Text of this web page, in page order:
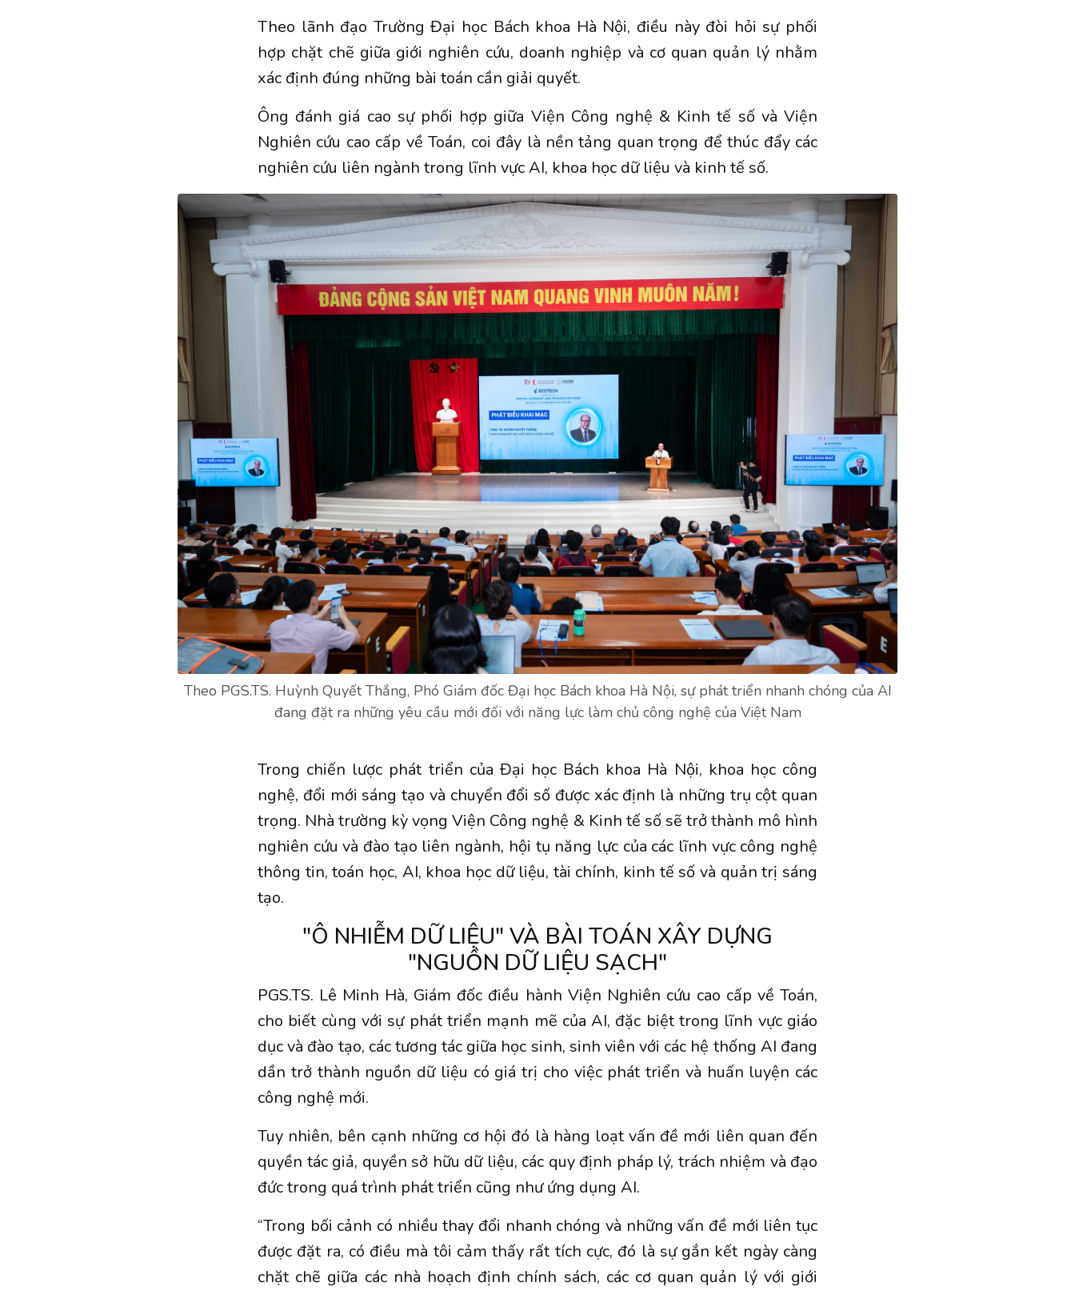
Theo lãnh đạo Trường Đại học Bách khoa Hà Nội, điều này đòi hỏi sự phối
hợp chặt chẽ giữa giới nghiên cứu, doanh nghiệp và cơ quan quản lý nhằm
xác định đúng những bài toán cần giải quyết.
Ông đánh giá cao sự phối hợp giữa Viện Công nghệ & Kinh tế số và Viện
Nghiên cứu cao cấp về Toán, coi đây là nền tảng quan trọng để thúc đẩy các
nghiên cứu liên ngành trong lĩnh vực AI, khoa học dữ liệu và kinh tế số.
Theo PGS.TS. Huỳnh Quyết Thắng, Phó Giám đốc Đại học Bách khoa Hà Nội, sự phát triển nhanh chóng của AI
đang đặt ra những yêu cầu mới đối với năng lực làm chủ công nghệ của Việt Nam
Trong chiến lược phát triển của Đại học Bách khoa Hà Nội, khoa học công
nghệ, đổi mới sáng tạo và chuyển đổi số được xác định là những trụ cột quan
trọng. Nhà trường kỳ vọng Viện Công nghệ & Kinh tế số sẽ trở thành mô hình
nghiên cứu và đào tạo liên ngành, hội tụ năng lực của các lĩnh vực công nghệ
thông tin, toán học, AI, khoa học dữ liệu, tài chính, kinh tế số và quản trị sáng
tạo.
"Ô NHIỄM DỮ LIỆU" VÀ BÀI TOÁN XÂY DỰNG
"NGUỒN DỮ LIỆU SẠCH"
PGS.TS. Lê Minh Hà, Giám đốc điều hành Viện Nghiên cứu cao cấp về Toán,
cho biết cùng với sự phát triển mạnh mẽ của AI, đặc biệt trong lĩnh vực giáo
dục và đào tạo, các tương tác giữa học sinh, sinh viên với các hệ thống AI đang
dần trở thành nguồn dữ liệu có giá trị cho việc phát triển và huấn luyện các
công nghệ mới.
Tuy nhiên, bên cạnh những cơ hội đó là hàng loạt vấn đề mới liên quan đến
quyền tác giả, quyền sở hữu dữ liệu, các quy định pháp lý, trách nhiệm và đạo
đức trong quá trình phát triển cũng như ứng dụng AI.
“Trong bối cảnh có nhiều thay đổi nhanh chóng và những vấn đề mới liên tục
được đặt ra, có điều mà tôi cảm thấy rất tích cực, đó là sự gắn kết ngày càng
chặt chẽ giữa các nhà hoạch định chính sách, các cơ quan quản lý với giới